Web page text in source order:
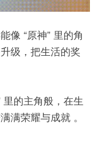
像 “原神” 里的角
级，把生活的奖
的主角般，在生
满荣耀与成就 。